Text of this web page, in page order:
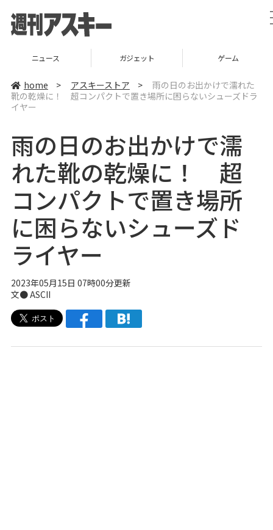
ニュース ガジェット ゲーム
home > アスキーストア >
雨の日のお出かけで濡れた
靴の乾燥に！ 超コンパクトで置き場所に困らないシューズドラ
イヤー
雨の日のお出かけで濡
れた靴の乾燥に！ 超
コンパクトで置き場所
に困らないシューズド
ライヤー
2023年05月15日 07時00分更新
文● ASCII